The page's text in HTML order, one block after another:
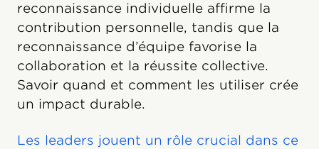
reconnaissance individuelle affirme la
contribution personnelle, tandis que la
reconnaissance d’équipe favorise la
collaboration et la réussite collective.
Savoir quand et comment les utiliser crée
un impact durable.
Les leaders jouent un rôle crucial dans ce